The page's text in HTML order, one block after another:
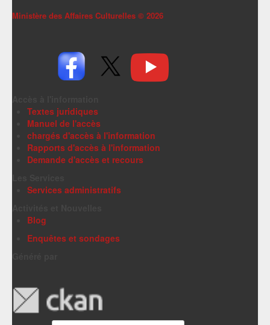
Ministère des Affaires Culturelles © 2026
Textes juridiques
Manuel de l'accès
chargés d'accès à l'information
Rapports d'accès à l'information
Demande d'accès et recours
Services administratifs
Blog
Enquêtes et sondages